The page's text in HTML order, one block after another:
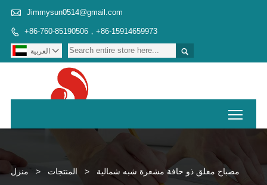
 Jimmysun0514@gmail.com
 +86-760-85190506，+86-15914659973
 العربية 
منزل > المنتجات > مصباح معلق ذو حافة مشعرة شبه شمالية